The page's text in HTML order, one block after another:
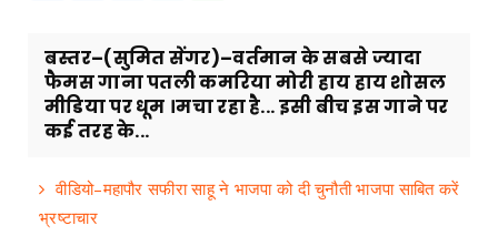
बस्तर–(सुमित सेंगर)–वर्तमान के सबसे ज्यादा
फैमस गाना पतली कमरिया मोरी हाय हाय शोसल
मीडिया पर धूम ।मचा रहा है... इसी बीच इस गाने पर
कई तरह के...
वीडियो–महापौर सफीरा साहू ने भाजपा को दी चुनौती भाजपा साबित करें
भ्रष्टाचार